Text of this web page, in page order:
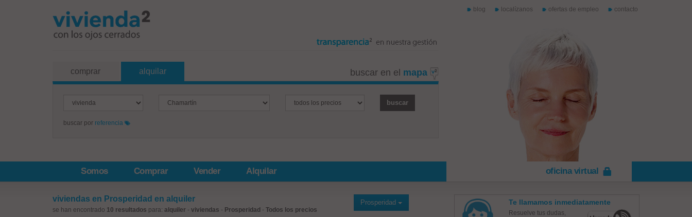
blog localízanos ofertas de empleo contacto
buscar en el mapa
comprar alquilar
buscar por referencia
Somos Comprar Vender Alquilar oficina virtual
viviendas en Prosperidad en alquiler
se han encontrado 10 resultados para: alquiler - viviendas - Prosperidad - Todos los precios
Prosperidad Te llamamos inmediatamente
Resuelve tus dudas,